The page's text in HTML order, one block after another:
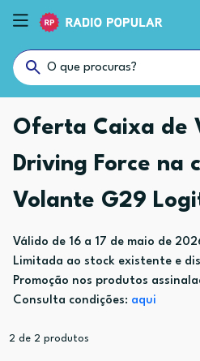
Oferta Caixa de
Driving Force na
Volante G29
Válido de 16 a 17 de maio de
Limitada ao stock existente e
Promoção nos produtos
Consulta condições: aqui
2 de 2 produtos